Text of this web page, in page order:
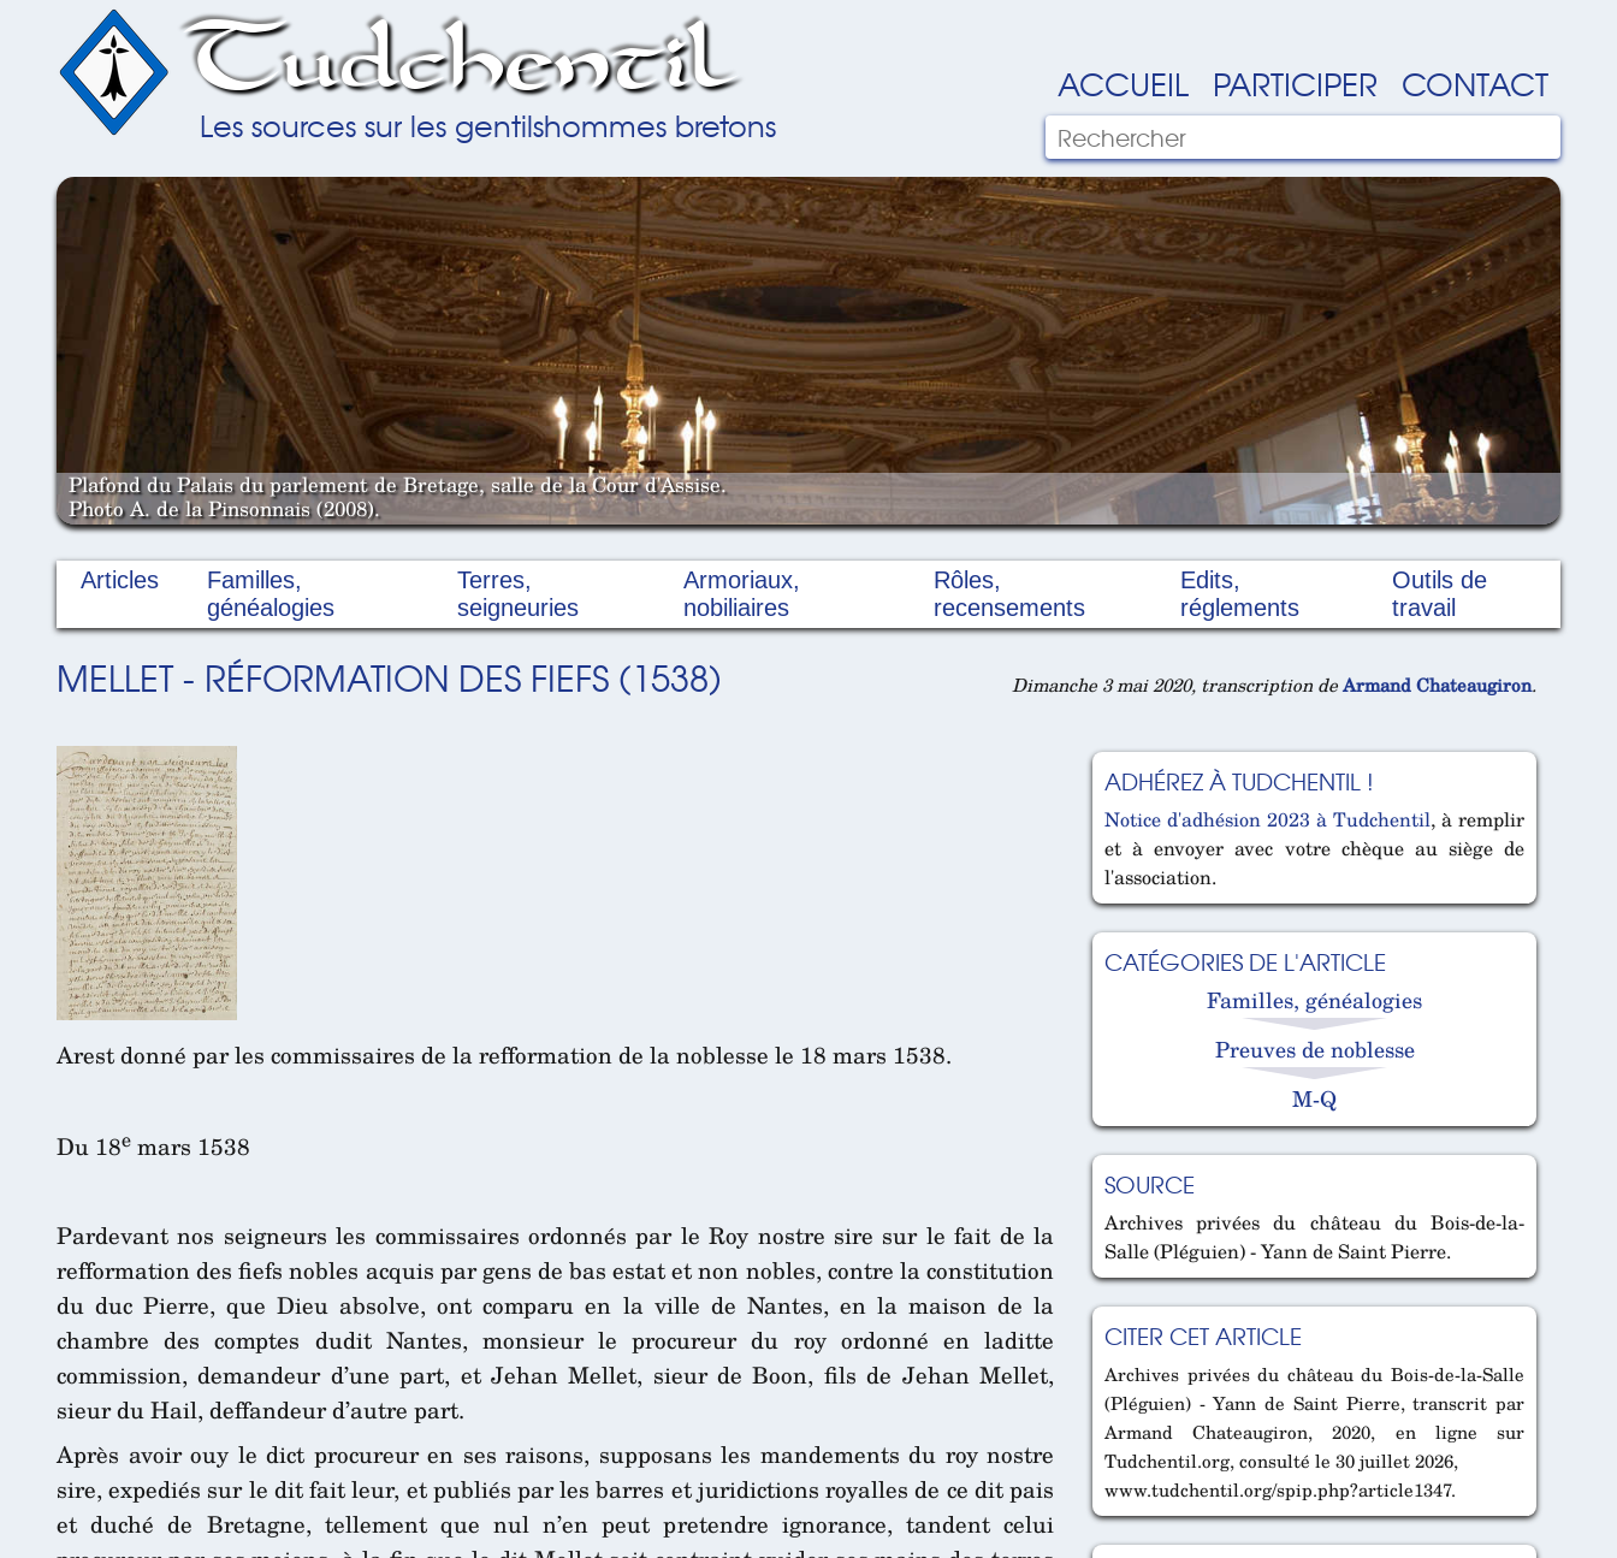
Tudchentil
Les sources sur les gentilshommes bretons
ACCUEIL PARTICIPER CONTACT
Plafond du Palais du parlement de Bretage, salle de la Cour d'Assise.
Photo A. de la Pinsonnais (2008).
Articles
Familles,
généalogies
Terres,
seigneuries
Armoriaux,
nobiliaires
Rôles,
recensements
Edits,
réglements
Outils de
travail
MELLET - RÉFORMATION DES FIEFS (1538) Dimanche 3 mai 2020, transcription deArmand Chateaugiron.
ADHÉREZ À TUDCHENTIL !
Notice d'adhésion 2023 à Tudchentil, à remplir
et à envoyer avec votre chèque au siège de
l'association.
CATÉGORIES DE L'ARTICLE
Familles, généalogies
Preuves de noblesse
M-Q
SOURCE
Archives privées du château du Bois-de-la-
Salle (Pléguien) - Yann de Saint Pierre.
CITER CET ARTICLE
Archives privées du château du Bois-de-la-Salle
(Pléguien) - Yann de Saint Pierre, transcrit par
Armand Chateaugiron, 2020, en ligne sur
Tudchentil.org, consulté le 30 juillet 2026,
www.tudchentil.org/spip.php?article1347.
Arest donné par les commissaires de la refformation de la noblesse le 18 mars 1538.
Du 18e mars 1538
Pardevant nos seigneurs les commissaires ordonnés par le Roy nostre sire sur le fait de la
refformation des fiefs nobles acquis par gens de bas estat et non nobles, contre la constitution
du duc Pierre, que Dieu absolve, ont comparu en la ville de Nantes, en la maison de la
chambre des comptes dudit Nantes, monsieur le procureur du roy ordonné en laditte
commission, demandeur d’une part, et Jehan Mellet, sieur de Boon, fils de Jehan Mellet,
sieur du Hail, deffandeur d’autre part.
Après avoir ouy le dict procureur en ses raisons, supposans les mandements du roy nostre
sire, expediés sur le dit fait leur, et publiés par les barres et juridictions royalles de ce dit pais
et duché de Bretagne, tellement que nul n’en peut pretendre ignorance, tandent celui